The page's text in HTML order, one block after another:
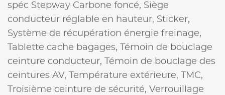
spéc Stepway Carbone foncé, Siège
conducteur réglable en hauteur, Sticker,
Système de récupération énergie freinage,
Tablette cache bagages,
Témoin de bouclage
ceinture conducteur,
Témoin de bouclage des
ceintures AV,
Température extérieure,
TMC,
Troisième ceinture de sécurité, Verrouillage